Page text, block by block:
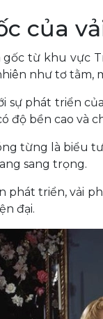
của
từ khu vực
như tơ tằm,
sự phát triển
độ bền cao và
từng là biểu
sang trọng.
phát triển, vải
đại.